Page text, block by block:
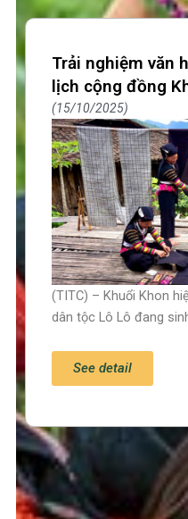
Trang chủ
Tin tức – Sự kiện
Trải nghiệm văn
lịch cộng đồng
15/10/2025
(TITC) – Khuổi Khon
dân tộc Lô Lô đang
See detail